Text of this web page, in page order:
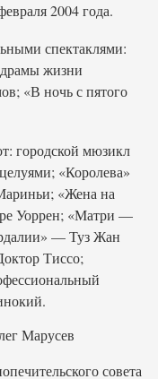
2004 года.
спектаклями:
жизни
«В ночь с пятого
городской мюзикл
«Королева»
«Жена на
Уоррен; «Матри —
— Туз Жан
Тиссо;
совета